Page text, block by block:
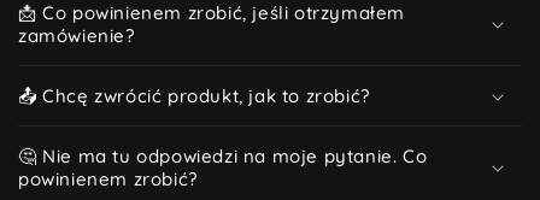
📩 Co powinienem zrobić, jeśli otrzymałem
zamówienie?
📤 Chcę zwrócić produkt, jak to zrobić?
🤔 Nie ma tu odpowiedzi na moje pytanie. Co
powinienem zrobić?